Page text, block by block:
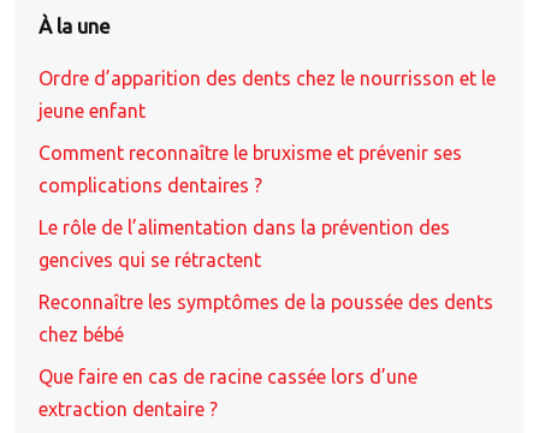
À la une
Ordre d’apparition des dents chez le nourrisson et le
jeune enfant
Comment reconnaître le bruxisme et prévenir ses
complications dentaires ?
Le rôle de l’alimentation dans la prévention des
gencives qui se rétractent
Reconnaître les symptômes de la poussée des dents
chez bébé
Que faire en cas de racine cassée lors d’une
extraction dentaire ?